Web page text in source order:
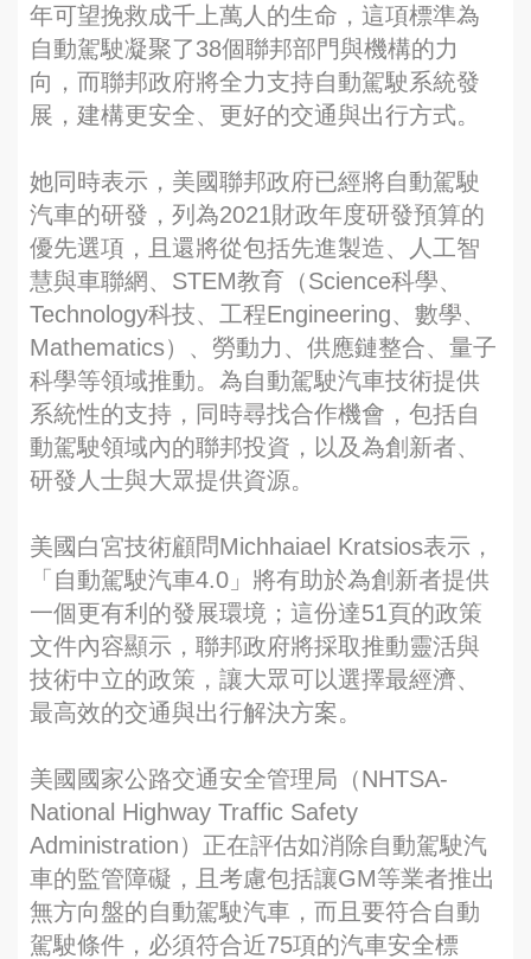
年可望挽救成千上萬人的生命，這項標準為
自動駕駛凝聚了38個聯邦部門與機構的力
向，而聯邦政府將全力支持自動駕駛系統發
展，建構更安全、更好的交通與出行方式。
她同時表示，美國聯邦政府已經將自動駕駛
汽車的研發，列為2021財政年度研發預算的
優先選項，且還將從包括先進製造、人工智
慧與車聯網、STEM教育（Science科學、
Technology科技、工程Engineering、數學、
Mathematics）、勞動力、供應鏈整合、量子
科學等領域推動。為自動駕駛汽車技術提供
系統性的支持，同時尋找合作機會，包括自
動駕駛領域內的聯邦投資，以及為創新者、
研發人士與大眾提供資源。
美國白宮技術顧問Michhaiael Kratsios表示，
「自動駕駛汽車4.0」將有助於為創新者提供
一個更有利的發展環境；這份達51頁的政策
文件內容顯示，聯邦政府將採取推動靈活與
技術中立的政策，讓大眾可以選擇最經濟、
最高效的交通與出行解決方案。
美國國家公路交通安全管理局（NHTSA-
National Highway Traffic Safety
Administration）正在評估如消除自動駕駛汽
車的監管障礙，且考慮包括讓GM等業者推出
無方向盤的自動駕駛汽車，而且要符合自動
駕駛條件，必須符合近75項的汽車安全標